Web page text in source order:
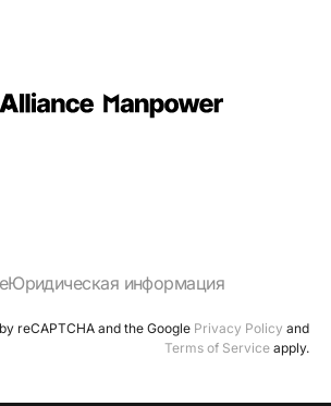
Юридическая информация
reCAPTCHA and the Google Privacy Policy and
Terms of Service apply.